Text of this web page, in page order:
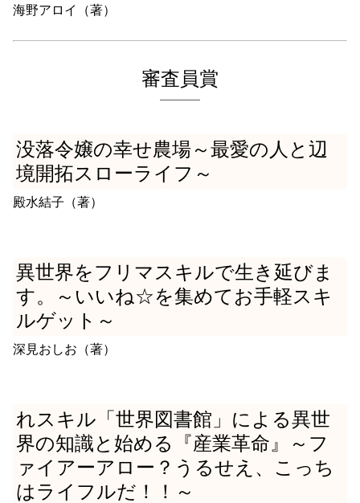
海野アロイ（著）
審査員賞
没落令嬢の幸せ農場～最愛の人と辺
境開拓スローライフ～
殿水結子（著）
異世界をフリマスキルで生き延びま
す。～いいね☆を集めてお手軽スキ
ルゲット～
深見おしお（著）
れスキル「世界図書館」による異世
界の知識と始める『産業革命』～フ
ァイアーアロー？うるせえ、こっち
はライフルだ！！～